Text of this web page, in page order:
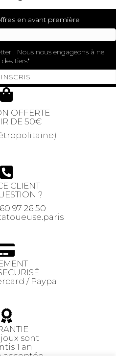
en avant première
. Nous nous engageons à ne
tiers
OFFERTE
DE 50€
CLIENT
?
97 26 50
/ Paypal
sont
1 an
acceptée